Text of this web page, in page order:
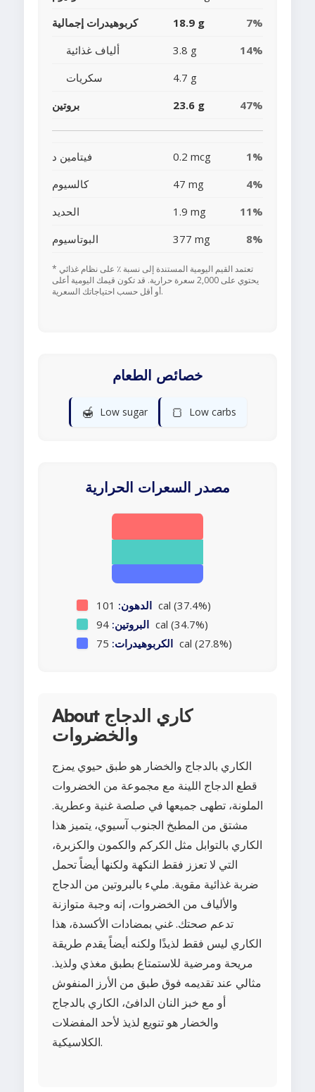
كربوهيدرات إجمالية
18.9 g
7%
ألياف غذائية
3.8 g
14%
سكريات
4.7 g
بروتين
23.6 g 47%
فيتامين د 0.2 mcg
1%
كالسيوم
47 mg
4%
الحديد
1.9 mg
11%
البوتاسيوم
377 mg 8%
* تعتمد القيم اليومية المستندة إلى نسبة ٪ على نظام غذائي
يحتوي على 2,000 سعرة حرارية. قد تكون قيمك اليومية أعلى
أو أقل حسب احتياجاتك السعرية.
خصائص الطعام
🍯 Low sugar 🍞 Low carbs
مصدر السعرات الحرارية
الدهون: 101 cal (37.4%)
البروتين: 94 cal (34.7%)
الكربوهيدرات: 75 cal (27.8%)
About كاري الدجاج
والخضروات
الكاري بالدجاج والخضار هو طبق حيوي يمزج
قطع الدجاج اللينة مع مجموعة من الخضروات
الملونة، تطهى جميعها في صلصة غنية وعطرية.
مشتق من المطبخ الجنوب آسيوي، يتميز هذا
الكاري بالتوابل مثل الكركم والكمون والكزبرة،
التي لا تعزز فقط النكهة ولكنها أيضاً تحمل
ضربة غذائية مقوية. مليء بالبروتين من الدجاج
والألياف من الخضروات، إنه وجبة متوازنة
تدعم صحتك. غني بمضادات الأكسدة، هذا
الكاري ليس فقط لذيذًا ولكنه أيضاً يقدم طريقة
مريحة ومرضية للاستمتاع بطبق مغذي ولذيذ.
مثالي عند تقديمه فوق طبق من الأرز المنفوش
أو مع خبز النان الدافئ، الكاري بالدجاج
والخضار هو تنويع لذيذ لأحد المفضلات
الكلاسيكية.